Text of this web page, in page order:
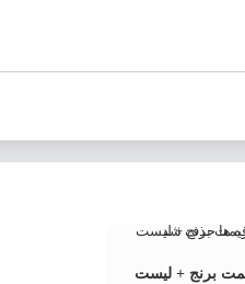
برنج + لیست